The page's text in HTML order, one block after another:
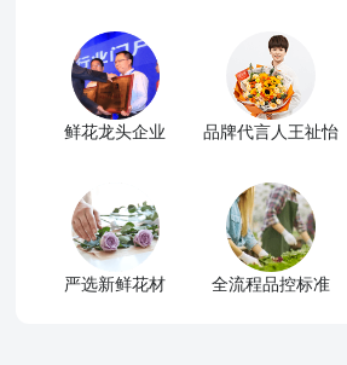
鲜花龙头企业 品牌代言人王祉怡
严选新鲜花材 全流程品控标准